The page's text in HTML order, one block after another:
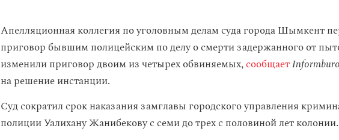
Апелляционная коллегия по уголовным делам суда города Шымкент
приговор бывшим полицейским по делу о смерти задержанного от
изменили приговор двоим из четырех обвиняемых,сообщает
на решение инстанции.
Суд сократил срок наказания замглавы городского управления
полиции Уалихану Жанибекову с семи до трех с половиной лет колонии.